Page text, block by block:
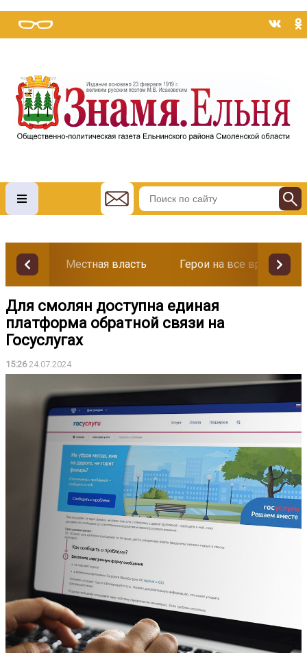
Местная власть Герои на все времена
Для смолян доступна единая
платформа обратной связи на
Госуслугах
15:2624.07.2024